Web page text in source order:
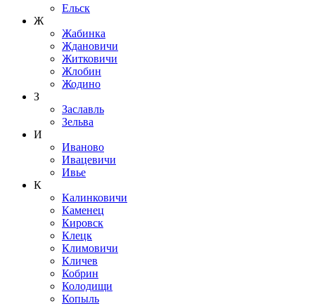
Ельск
Ж
Жабинка
Ждановичи
Житковичи
Жлобин
Жодино
З
Заславль
Зельва
И
Иваново
Ивацевичи
Ивье
К
Калинковичи
Каменец
Кировск
Клецк
Климовичи
Кличев
Кобрин
Колодищи
Копыль